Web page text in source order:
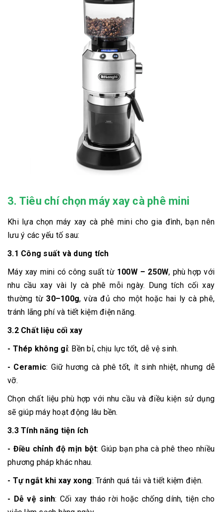
3. Tiêu chí chọn máy xay cà phê mini
Khi lựa chọn máy xay cà phê mini cho gia đình, bạn nên
lưu ý các yếu tố sau:
3.1 Công suất và dung tích
Máy xay mini có công suất từ 100W – 250W, phù hợp với
nhu cầu xay vài ly cà phê mỗi ngày. Dung tích cối xay
thường từ30–100g, vừa đủ cho một hoặc hai ly cà phê,
tránh lãng phí và tiết kiệm điện năng.
3.2 Chất liệu cối xay
- Thép không gỉ: Bền bỉ, chịu lực tốt, dễ vệ sinh.
- Ceramic: Giữ hương cà phê tốt, ít sinh nhiệt, nhưng dễ
vỡ.
Chọn chất liệu phù hợp với nhu cầu và điều kiện sử dụng
sẽ giúp máy hoạt động lâu bền.
3.3 Tính năng tiện ích
- Điều chỉnh độ mịn bột: Giúp bạn pha cà phê theo nhiều
phương pháp khác nhau.
- Tự ngắt khi xay xong: Tránh quá tải và tiết kiệm điện.
- Dễ vệ sinh: Cối xay tháo rời hoặc chống dính, tiện cho